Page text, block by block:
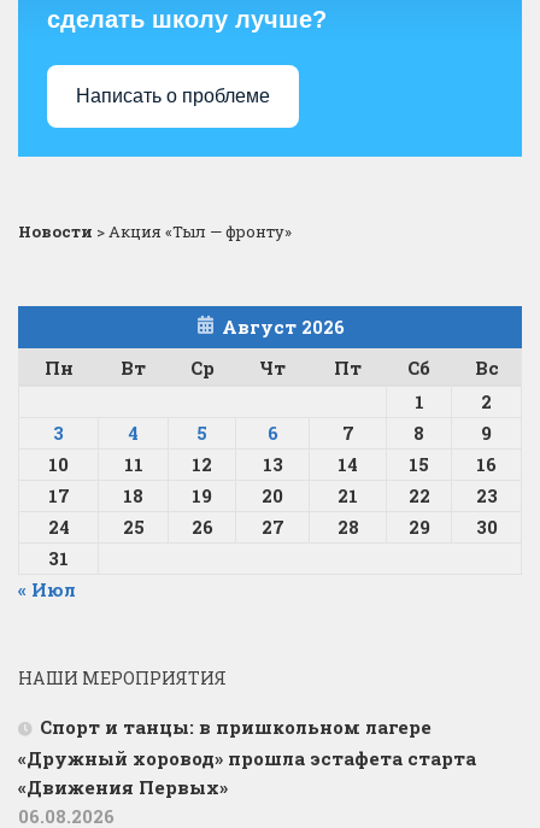
сделать школу лучше?
Написать о проблеме
Новости >Акция «Тыл — фронту»
Август 2026
Пн
Вт Ср Чт Пт Сб
Вс
1
2
3
4 5 6 7 8
9
10
11 12 13 14 15
16
17
18 19 20 21 22
23
24
25 26 27 28 29
30
31
« Июл
НАШИ МЕРОПРИЯТИЯ
Спорт и танцы: в пришкольном лагере
«Дружный хоровод» прошла эстафета старта
«Движения Первых»
06.08.2026